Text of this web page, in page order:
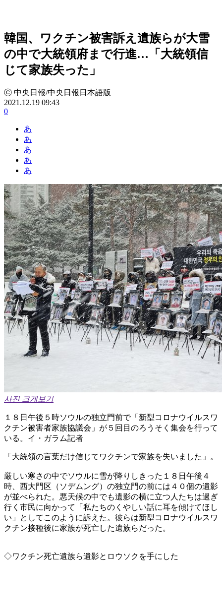
韓国、ワクチン被害訴え遺族らが大雪
の中で大統領府まで行進…「大統領信
じて家族失った」
ⓒ 中央日報/中央日報日本語版
2021.12.19 09:43
0
あ
あ
あ
あ
あ
사진 크게보기
１８日午後５時ソウルの独立門前で「新型コロナウイルスワ
クチン被害者家族協議会」が５回目のろうそく集会を行って
いる。イ・ガラム記者
「大統領の言葉だけ信じてワクチンで家族を失いました」。
厳しい寒さの中でソウルに雪が降りしきった１８日午後４
時、西大門区（ソデムング）の独立門の前には４０個の遺影
が並べられた。悪天候の中でも遺影の横に立つ人たちは過ぎ
行く市民に向かって「私たちのくやしい話に耳を傾けてほし
い」としてこのように訴えた。彼らは新型コロナウイルスワ
クチン接種後に家族が死亡した遺族らだった。
◇ワクチン死亡遺族ら遺影とロウソクを手にした